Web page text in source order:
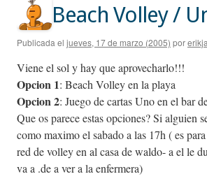
contenidoBeach Volley /
Publicada el jueves, 17 de marzo (2005) por
Viene el sol y hay que aprovecharlo!!!
Opcion 1: Beach Volley en la playa
Opcion 2: Juego de cartas Uno en el bar
Que os parece estas opciones? Si alguien
como maximo el sabado a las 17h ( es
red de volley en al casa de waldo- a el le
va a .de a ver a la enfermera)